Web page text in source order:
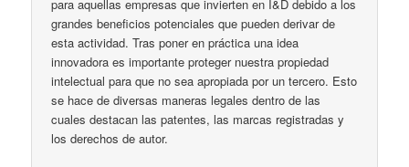
para aquellas empresas que invierten en I&D debido a los
grandes beneficios potenciales que pueden derivar de
esta actividad. Tras poner en práctica una idea
innovadora es importante proteger nuestra propiedad
intelectual para que no sea apropiada por un tercero. Esto
se hace de diversas maneras legales dentro de las
cuales destacan las patentes, las marcas registradas y
los derechos de autor.